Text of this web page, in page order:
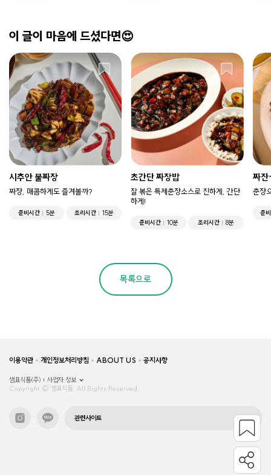
이 글이 마음에 드셨다면😍
시추안 불짜장
짜장, 매콤하게도 즐겨볼까?
준비시간 5분 조리시간 15분
초간단 짜장밥
잘 볶은 특제춘장소스로 진하게, 간단
하게!
준비시간 10분 조리시간 8분
짜잔
춘장
준
목록으로
이용약관 개인정보처리방침 ABOUT US 공지사항
샘표식품(주)
사업자 정보
Copyright © 샘표식품, All Rights Reserved.
관련사이트